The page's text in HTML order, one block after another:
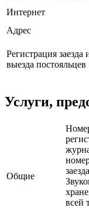
Интернет
Адрес
Регистрация заезда
выезда постояльцев
Услуги,
Общие
всей